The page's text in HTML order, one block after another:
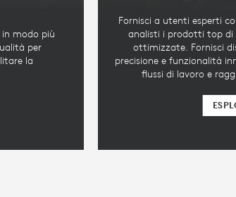
modo più
per
la
Fornisci a utenti esperti
analisti i prodotti top di
ottimizzate. Fornisci
precisione e funzionalità
flussi di lavoro e